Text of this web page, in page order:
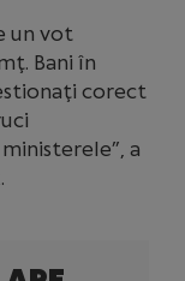
un vot
Bani în
corect
a